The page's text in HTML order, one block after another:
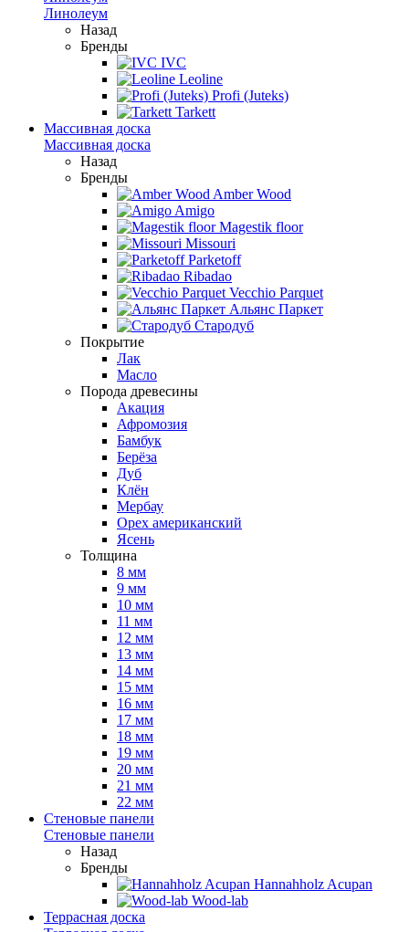
Линолеум
Назад
Бренды
IVC
Leoline
Profi (Juteks)
Tarkett
Массивная доска
Массивная доска
Назад
Бренды
Amber Wood
Amigo
Magestik floor
Missouri
Parketoff
Ribadao
Vecchio Parquet
Альянс Паркет
Стародуб
Покрытие
Лак
Масло
Порода древесины
Акация
Афромозия
Бамбук
Берёза
Дуб
Клён
Мербау
Орех американский
Ясень
Толщина
8 мм
9 мм
10 мм
11 мм
12 мм
13 мм
14 мм
15 мм
16 мм
17 мм
18 мм
19 мм
20 мм
21 мм
22 мм
Стеновые панели
Стеновые панели
Назад
Бренды
Hannahholz Acupan
Wood-lab
Террасная доска